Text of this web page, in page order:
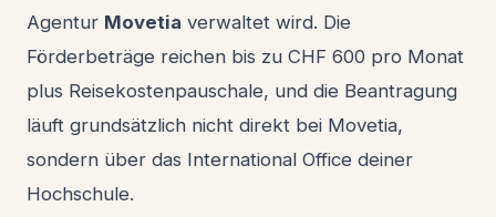
Agentur Movetia verwaltet wird. Die
Förderbeträge reichen bis zu CHF 600 pro Monat
plus Reisekostenpauschale, und die Beantragung
läuft grundsätzlich nicht direkt bei Movetia,
sondern über das International Office deiner
Hochschule.